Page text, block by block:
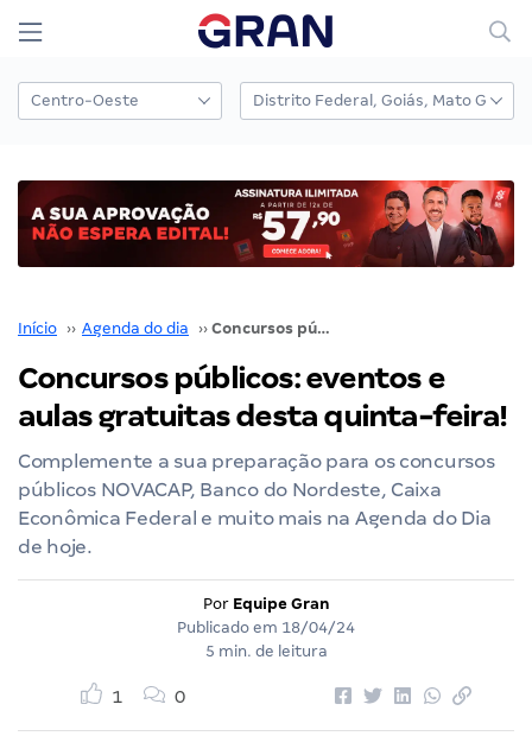
Início ›› Agenda do dia ›› Concursos públicos: eventos e aulas gratuitas desta quinta-feira!
Concursos públicos: eventos e
aulas gratuitas desta quinta-feira!
Complemente a sua preparação para os concursos
públicos NOVACAP, Banco do Nordeste, Caixa
Econômica Federal e muito mais na Agenda do Dia
de hoje.
Por Equipe Gran
Publicado em 18/04/24
5 min. de leitura
1 0